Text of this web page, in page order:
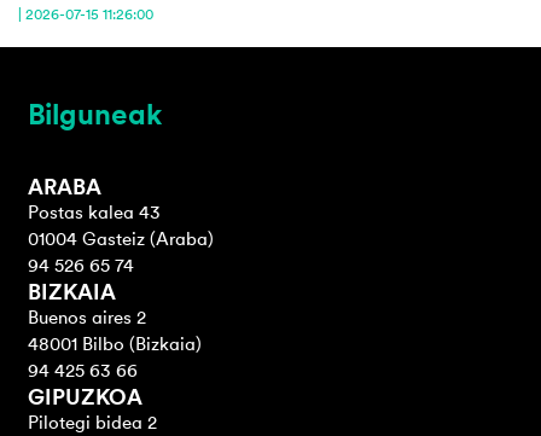
| 2026-07-15 11:26:00
Bilguneak
ARABA
Postas kalea 43
01004 Gasteiz (Araba)
94 526 65 74
BIZKAIA
Buenos aires 2
48001 Bilbo (Bizkaia)
94 425 63 66
GIPUZKOA
Pilotegi bidea 2